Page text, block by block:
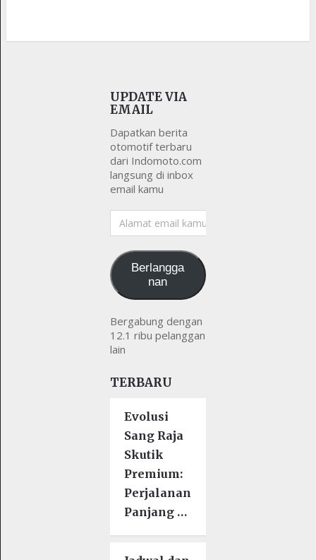
UPDATE VIA
EMAIL
Dapatkan berita
otomotif terbaru
dari Indomoto.com
langsung di inbox
email kamu
Alamat
email
Berlangga
nan
Bergabung dengan
12.1 ribu pelanggan
lain
TERBARU
Evolusi
Sang Raja
Skutik
Premium:
Perjalanan
Panjang …